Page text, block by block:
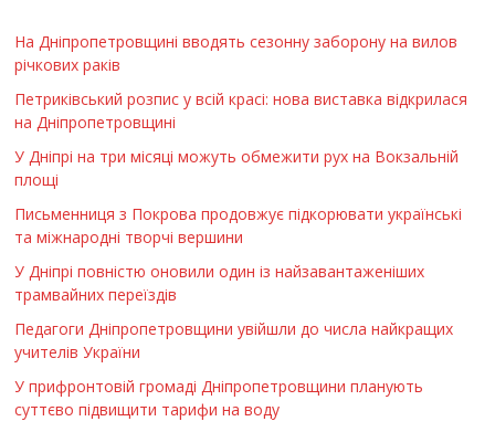
На Дніпропетровщині вводять сезонну заборону на вилов
річкових раків
Петриківський розпис у всій красі: нова виставка відкрилася
на Дніпропетровщині
У Дніпрі на три місяці можуть обмежити рух на Вокзальній
площі
Письменниця з Покрова продовжує підкорювати українські
та міжнародні творчі вершини
У Дніпрі повністю оновили один із найзавантаженіших
трамвайних переїздів
Педагоги Дніпропетровщини увійшли до числа найкращих
учителів України
У прифронтовій громаді Дніпропетровщини планують
суттєво підвищити тарифи на воду